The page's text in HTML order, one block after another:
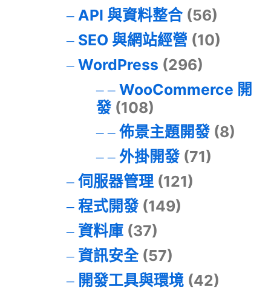
API 與資料整合(56)
SEO 與網站經營 (10)
WordPress (296)
WooCommerce 開
發(108)
佈景主題開發(8)
外掛開發(71)
伺服器管理(121)
程式開發(149)
資料庫(37)
資訊安全(57)
開發工具與環境(42)